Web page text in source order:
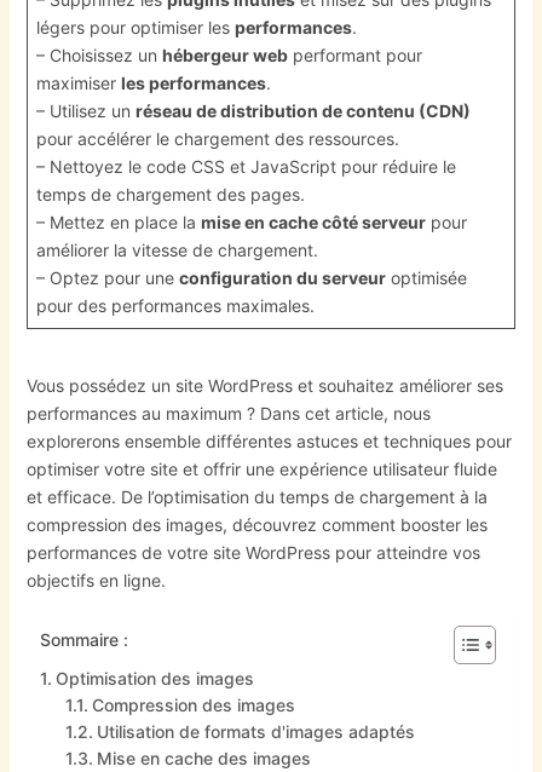
légers pour optimiser les performances.
– Choisissez un hébergeur webperformant pour
maximiser les performances.
– Utilisez un réseau de distribution de contenu (CDN)
pour accélérer le chargement des ressources.
– Nettoyez le code CSS et JavaScript pour réduire le
temps de chargement des pages.
– Mettez en place la mise en cache côté serveurpour
améliorer la vitesse de chargement.
– Optez pour une configuration du serveuroptimisée
pour des performances maximales.
Vous possédez un site WordPress et souhaitez améliorer ses
performances au maximum ? Dans cet article, nous
explorerons ensemble différentes astuces et techniques pour
optimiser votre site et offrir une expérience utilisateur fluide
et efficace. De l’optimisation du temps de chargement à la
compression des images, découvrez comment booster les
performances de votre site WordPress pour atteindre vos
objectifs en ligne.
Sommaire :
Optimisation des images
Compression des images
Utilisation de formats d'images adaptés
Mise en cache des images